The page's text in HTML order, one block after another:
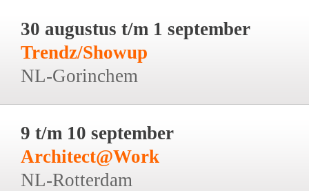
30 augustus t/m 1 september
Trendz/Showup
NL-Gorinchem
9 t/m 10 september
Architect@Work
NL-Rotterdam